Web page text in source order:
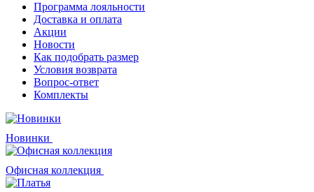
Программа лояльности
Доставка и оплата
Акции
Новости
Как подобрать размер
Условия возврата
Вопрос-ответ
Комплекты
Новинки
Офисная коллекция